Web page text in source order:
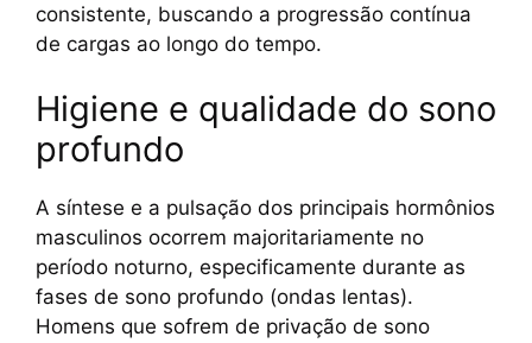
consistente, buscando a progressão contínua
de cargas ao longo do tempo.
Higiene e qualidade do sono
profundo
A síntese e a pulsação dos principais hormônios
masculinos ocorrem majoritariamente no
período noturno, especificamente durante as
fases de sono profundo (ondas lentas).
Homens que sofrem de privação de sono